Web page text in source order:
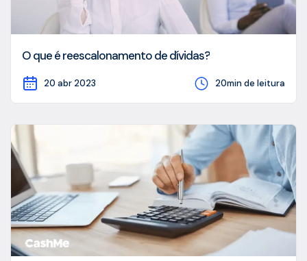
O que é reescalonamento de dívidas?
20 abr 2023 20min de leitura